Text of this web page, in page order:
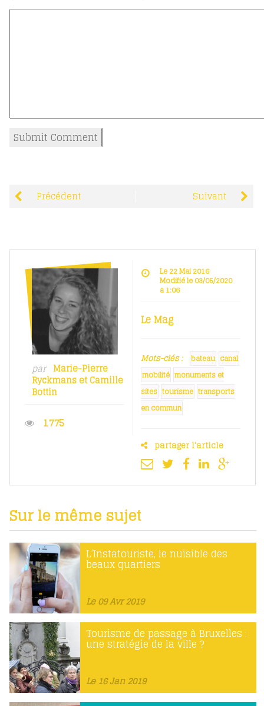
Précédent Suivant
par Marie-Pierre
RyckmansetCamille
Bottin
1775
Le 22 Mai 2016
Modifié le 03/05/2020
à 1:06
Le Mag
Mots-clés : bateau canal
mobilité monuments et
sites tourisme transports
en commun
partager l'article
Sur le même sujet
L’Instatouriste, le nuisible des
beaux quartiers
Le 09 Avr 2019
Tourisme de passage à Bruxelles :
une stratégie de la ville ?
Le 16 Jan 2019